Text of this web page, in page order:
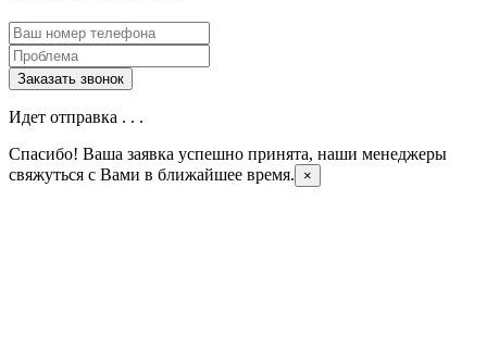
Идет отправка . . .
Спасибо! Ваша заявка успешно принята, наши менеджеры
свяжуться с Вами в ближайшее время.
×